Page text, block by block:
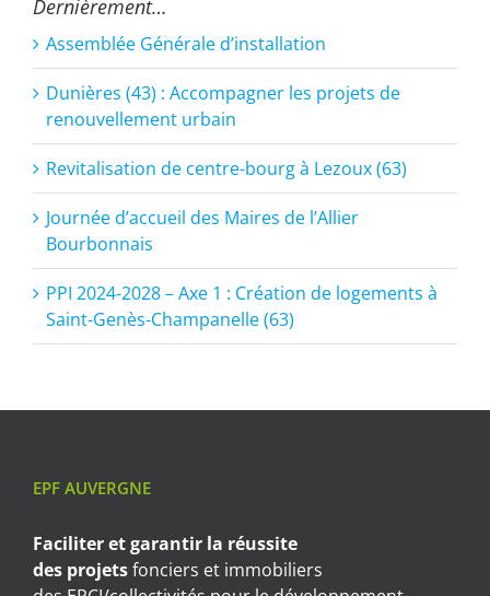
Dernièrement…
Assemblée Générale d’installation
Dunières (43) : Accompagner les projets de
renouvellement urbain
Revitalisation de centre-bourg à Lezoux (63)
Journée d’accueil des Maires de l’Allier
Bourbonnais
PPI 2024-2028 – Axe 1 : Création de logements à
Saint-Genès-Champanelle (63)
EPF AUVERGNE
Faciliter et garantir la réussite
des projetsfonciers et immobiliers